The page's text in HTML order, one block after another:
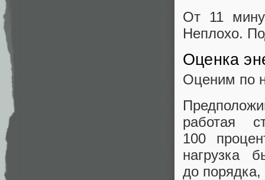
От 11
Неплохо.
Оценка
Оценим по
работая
100
нагрузка
до порядка,